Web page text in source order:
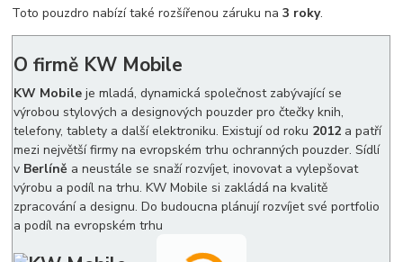
Toto pouzdro nabízí také rozšířenou záruku na3 roky.
O firmě KW Mobile
KW Mobile je mladá, dynamická společnost zabývající se
výrobou stylových a designových pouzder pro čtečky knih,
telefony, tablety a další elektroniku. Existují od roku 2012 a patří
mezi největší firmy na evropském trhu ochranných pouzder. Sídlí
v Berlíně a neustále se snaží rozvíjet, inovovat a vylepšovat
výrobu a podíl na trhu. KW Mobile si zakládá na kvalitě
zpracování a designu. Do budoucna plánují rozvíjet své portfolio
a podíl na evropském trhu